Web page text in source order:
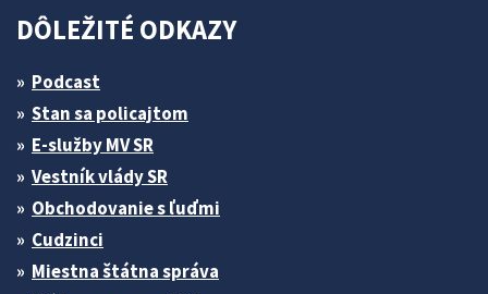
DÔLEŽITÉ ODKAZY
Podcast
Stan sa policajtom
E-služby MV SR
Vestník vlády SR
Obchodovanie s ľuďmi
Cudzinci
Miestna štátna správa